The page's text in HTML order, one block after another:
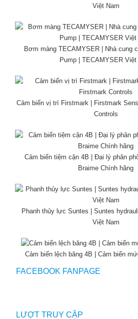
Việt Nam
Bơm màng TECAMYSER | Nhà cung
Pump | TECAMYSER Việt
Cảm biến vị trí Firstmark | Firstmark
Controls
Cảm biến tiệm cận 4B | Đại lý phân
Braime Chính hãng
Phanh thủy lực Suntes | Suntes
Việt Nam
Cảm biến lệch băng 4B | Cảm biến
FACEBOOK FANPAGE
LƯỢT TRUY CẬP